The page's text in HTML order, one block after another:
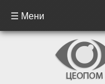
☰ Мени